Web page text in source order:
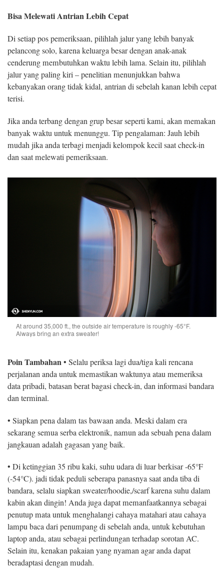
Bisa Melewati AntrianLebih Cepat
Di setiap pos pemeriksaan, pilihlah jalur yang lebih banyak
pelancong solo, karena keluarga besar dengan anak-anak
cenderung membutuhkan waktu lebih lama. Selain itu, pilihlah
jalur yang paling kiri – penelitian menunjukkan bahwa
kebanyakan orang tidak kidal, antrian di sebelah kanan lebih cepat
terisi.
Jika anda terbang dengan grup besar seperti kami, akan memakan
banyak waktu untuk menunggu. Tip pengalaman: Jauh lebih
mudah jika anda terbagi menjadi kelompok kecil saat check-in
dan saat melewati pemeriksaan.
At around 35,000 ft., the outside air temperature is roughly -65°F.
Always bring an extra sweater!
Poin Tambahan• Selalu periksa lagi dua/tiga kali rencana
perjalanan anda untuk memastikan waktunya atau memeriksa
data pribadi, batasan berat bagasi check-in, dan informasi bandara
dan terminal.
• Siapkan pena dalam tas bawaan anda. Meski dalam era
sekarang semua serba elektronik, namun ada sebuah pena dalam
jangkauan adalah gagasan yang baik.
• Di ketinggian 35 ribu kaki, suhu udara di luar berkisar -65°F
(-54°C). jadi tidak peduli seberapa panasnya saat anda tiba di
bandara, selalu siapkan sweater/hoodie,/scarf karena suhu dalam
kabin akan dingin! Anda juga dapat memanfaatkannya sebagai
penutup mata untuk menghalangi cahaya matahari atau cahaya
lampu baca dari penumpang di sebelah anda, untuk kebutuhan
laptop anda, atau sebagai perlindungan terhadap sorotan AC.
Selain itu, kenakan pakaian yang nyaman agar anda dapat
beradaptasi dengan mudah.